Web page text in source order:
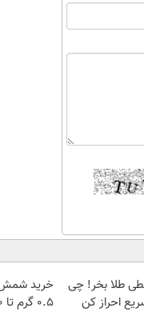
طلا بخر! چی
احراز کن
خرید شمش
۰.۵ گرم تا ۱۰ گرم